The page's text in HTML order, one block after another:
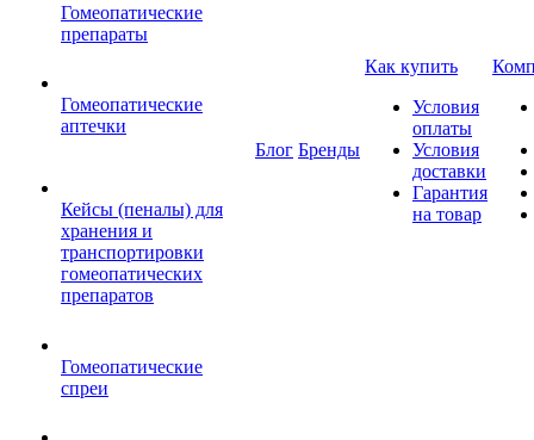
Гомеопатические
препараты
Гомеопатические
аптечки
Кейсы (пеналы) для
хранения и
транспортировки
гомеопатических
препаратов
Гомеопатические
спреи
Блог Бренды
Как купить
Условия
оплаты
Условия
доставки
Гарантия
на товар